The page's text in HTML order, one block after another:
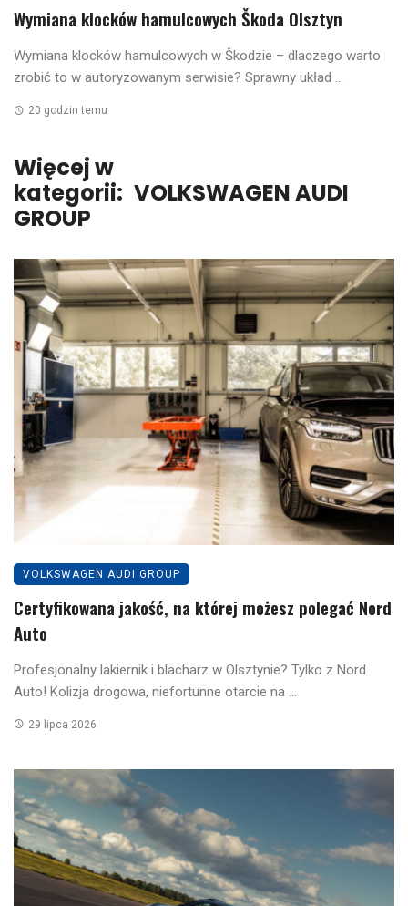
Wymiana klocków hamulcowych Škoda Olsztyn
Wymiana klocków hamulcowych w Škodzie – dlaczego warto
zrobić to w autoryzowanym serwisie? Sprawny układ ...
20 godzin temu
Więcej w
kategorii: VOLKSWAGEN AUDI
GROUP
VOLKSWAGEN AUDI GROUP
Certyfikowana jakość, na której możesz polegać Nord
Auto
Profesjonalny lakiernik i blacharz w Olsztynie? Tylko z Nord
Auto! Kolizja drogowa, niefortunne otarcie na ...
29 lipca 2026